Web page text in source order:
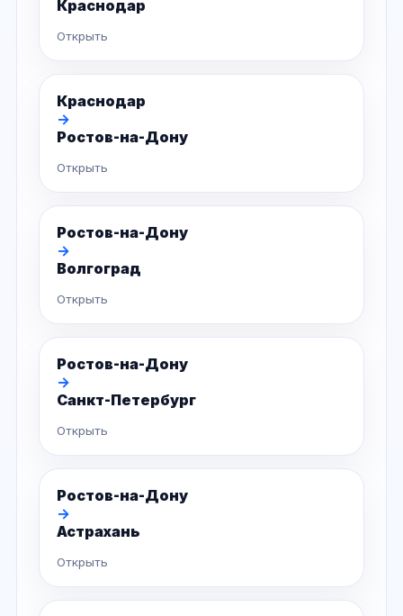
Краснодар
Открыть
Краснодар
→
Ростов-на-Дону
Открыть
Ростов-на-Дону
→
Волгоград
Открыть
Ростов-на-Дону
→
Санкт-Петербург
Открыть
Ростов-на-Дону
→
Астрахань
Открыть